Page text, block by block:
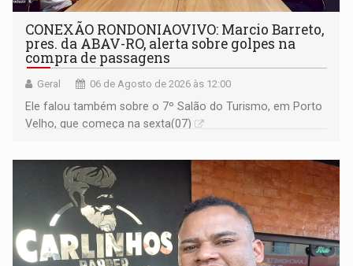
CONEXÃO RONDONIAOVIVO: Marcio Barreto,
pres. da ABAV-RO, alerta sobre golpes na
compra de passagens
Geral 06 de Agosto de 2026 às 12:00
Ele falou também sobre o 7º Salão do Turismo, em Porto
Velho, que começa na sexta(07)